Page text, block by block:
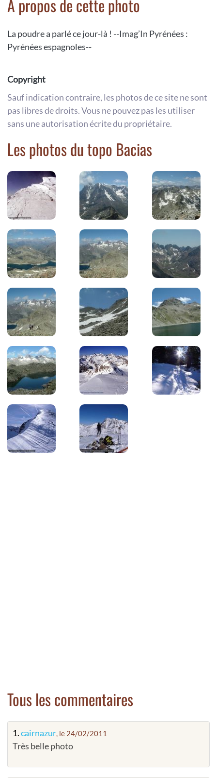
A propos de cette photo
La poudre a parlé ce jour-là ! --Imag’In Pyrénées :
Pyrénées espagnoles--
Copyright
Sauf indication contraire, les photos de ce site ne sont
pas libres de droits. Vous ne pouvez pas les utiliser
sans une autorisation écrite du propriétaire.
Les photos du topo Bacias
Tous les commentaires
1.cairnazur, le 24/02/2011
Très belle photo